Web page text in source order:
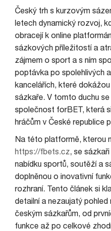
Český trh s kurzovým
letech dynamický rozvoj,
obracejí k online
sázkových příležitostí a
zájmem o sport a s ním
poptávka po spolehlivých
kancelářích, které
sázkaře. V tomto duchu
společnost forBET, která
hráčům v České republice
Na této platformě, kterou
https://fbets.cz, se
nabídku sportů, soutěží a
doplněnou o inovativní
rozhraní. Tento článek si
detailní a nezaujatý
českým sázkařům, od
funkce až po celkové